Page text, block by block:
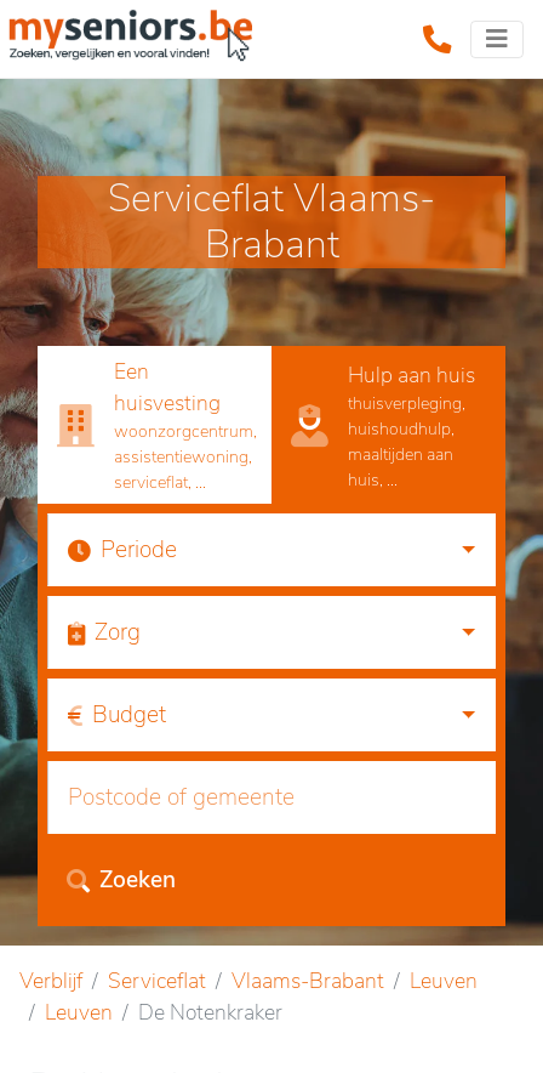
Serviceflat Vlaams-
Brabant
Een
huisvesting
woonzorgcentrum,
assistentiewoning,
serviceflat, ...
Hulp aan huis
thuisverpleging,
huishoudhulp,
maaltijden aan
huis, ...
Periode
Zorg
Budget
Zoeken
Verblijf Serviceflat Vlaams-Brabant
Leuven
Leuven
De Notenkraker